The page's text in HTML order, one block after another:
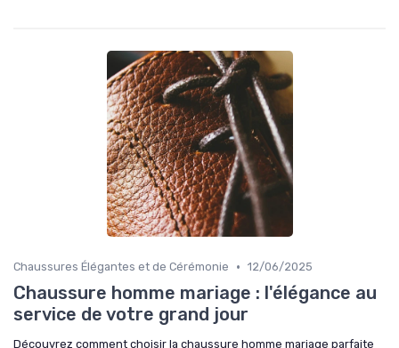
Chaussures Élégantes et de Cérémonie • 12/06/2025
Chaussure homme mariage : l'élégance au
service de votre grand jour
Découvrez comment choisir la chaussure homme mariage parfaite